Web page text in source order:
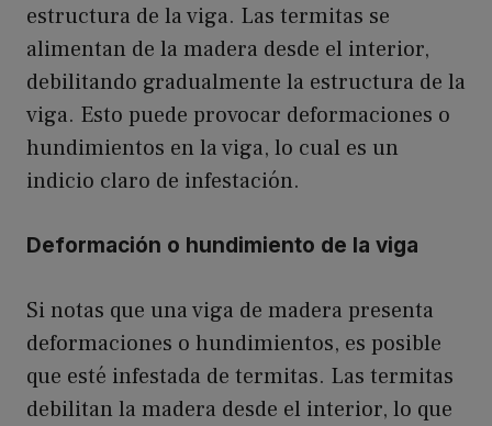
estructura de la viga. Las termitas se
alimentan de la madera desde el interior,
debilitando gradualmente la estructura de la
viga. Esto puede provocar deformaciones o
hundimientos en la viga, lo cual es un
indicio claro de infestación.
Deformación o hundimiento de la viga
Si notas que una viga de madera presenta
deformaciones o hundimientos, es posible
que esté infestada de termitas. Las termitas
debilitan la madera desde el interior, lo que